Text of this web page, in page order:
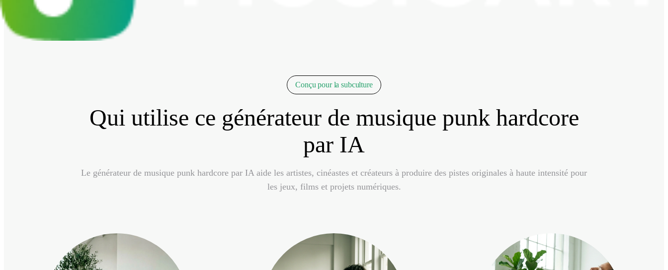
Conçu pour la subculture
Qui utilise ce générateur de musique punk hardcore
par IA
Le générateur de musique punk hardcore par IA aide les artistes, cinéastes et créateurs à produire des pistes originales à haute intensité pour
les jeux, films et projets numériques.